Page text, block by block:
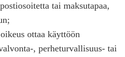
tai maksutapaa,
ottaa käyttöön
, perheturvallisuus- tai